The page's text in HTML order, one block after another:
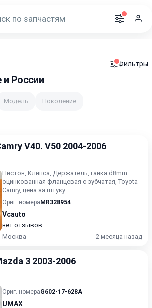
Фильтры
и России
Модель Поколение
V40. V50 2004-2006
Пистон, Клипса, Держатель, гайка d8mm
оцинкованная фланцевая с зубчатая, Toyota
Camry, цена за штуку
Ориг. номера MR328954
Vcauto
нет отзывов
Москва
2 месяца назад
3 2003-2006
Ориг. номераG602-17-628A
UMAX